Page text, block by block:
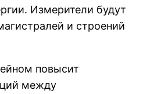
Измерители будут
и строений
повысит
между